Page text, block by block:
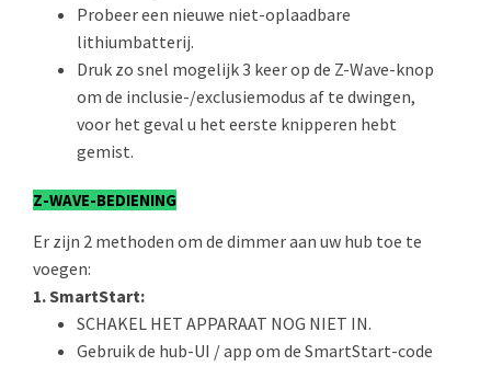
Probeer een nieuwe niet-oplaadbare
lithiumbatterij.
Druk zo snel mogelijk 3 keer op de Z-Wave-knop
om de inclusie-/exclusiemodus af te dwingen,
voor het geval u het eerste knipperen hebt
gemist.
Z-WAVE-BEDIENING
Er zijn 2 methoden om de dimmer aan uw hub toe te
voegen:
1. SmartStart:
SCHAKEL HET APPARAAT NOG NIET IN.
Gebruik de hub-UI / app om de SmartStart-code